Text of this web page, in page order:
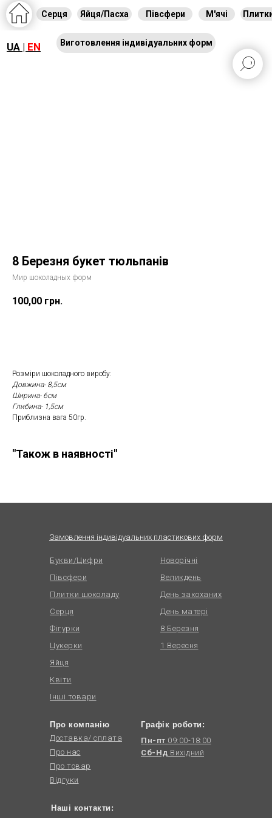
Виготовлення індивідуальних форм
Серця М'ячі
Півсфери
Яйця/Пасха
UA | EN
8 Березня букет тюльпанів
Мир шоколадных форм
100,00 грн.
Розміри шоколадного виробу:
Довжина- 8,5см
Ширина- 6см
Глибина- 1,5см
Приблизна вага 50гр.
"Також в наявності"
Новорічні
Плитки шоколаду
Серця
Півсфери
Цукерки
Фігурки
Квіти
День матері
День закоханих
Яйця
8 Березня
Букви/Цифри
1 Вересня
Інші товари
Відгуки
Доставка/ сплата
Про нас
Про товар
Замовлення індивідуальних пластикових форм
Великдень
Наші контакти:
Про компанію
Графік роботи:
Пн-пт 09:00-18:00
Сб-Нд Вихідний